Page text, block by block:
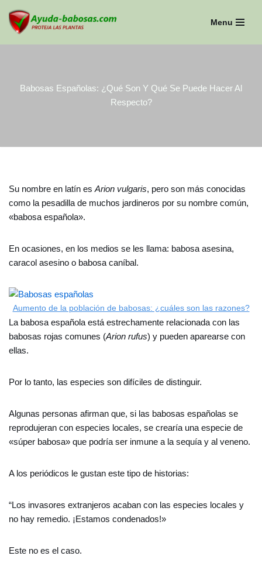
Saltar
al
Menu
Babosas Españolas: ¿Qué Son Y Qué Se Puede Hacer Al
Respecto?
Su nombre en latín es Arion vulgaris, pero son más conocidas
como la pesadilla de muchos jardineros por su nombre común,
«babosa española».
En ocasiones, en los medios se les llama: babosa asesina,
caracol asesino o babosa caníbal.
Aumento de la población de babosas: ¿cuáles son las razones?
La babosa española está estrechamente relacionada con las
babosas rojas comunes (Arion rufus) y pueden aparearse con
ellas.
Por lo tanto, las especies son difíciles de distinguir.
Algunas personas afirman que, si las babosas españolas se
reprodujeran con especies locales, se crearía una especie de
«súper babosa» que podría ser inmune a la sequía y al veneno.
A los periódicos le gustan este tipo de historias:
“Los invasores extranjeros acaban con las especies locales y
no hay remedio. ¡Estamos condenados!»
Este no es el caso.